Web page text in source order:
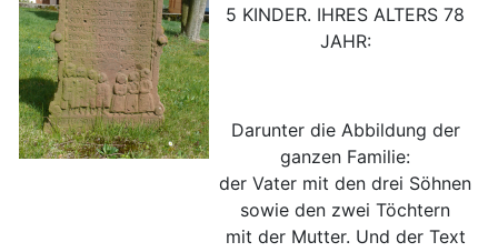
5 KINDER. IHRES ALTERS 78
JAHR:
Darunter die Abbildung der
ganzen Familie:
der Vater mit den drei Söhnen
sowie den zwei Töchtern
mit der Mutter. Und der Text